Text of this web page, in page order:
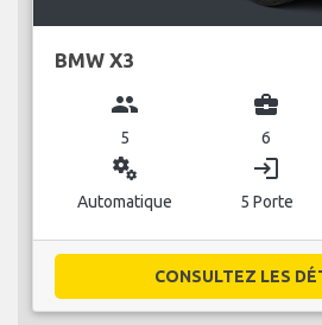
BMW X3
group
5
business_center
6
miscellaneous_services
Automatique
login
5 Porte
CONSULTEZ LES